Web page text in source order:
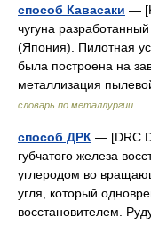
способ Кавасаки —
чугуна
(Япония). Пилотная
была построена на
металлизация
словарь по металлургии
способ ДРК — [DRC
губчатого железа
углеродом во
угля, который
восстановителем.